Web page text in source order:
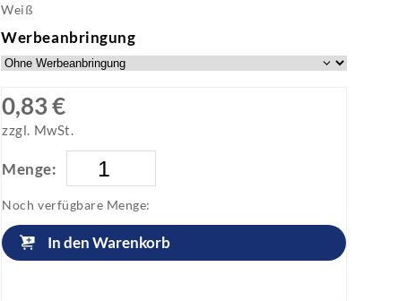
Weiß
Werbeanbringung
0,83 €
zzgl. MwSt.
Menge:
Noch verfügbare Menge:
In den Warenkorb